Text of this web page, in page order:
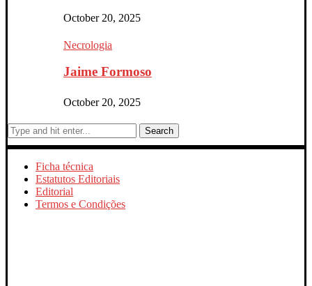
October 20, 2025
Necrologia
Jaime Formoso
October 20, 2025
Search
Ficha técnica
Estatutos Editoriais
Editorial
Termos e Condições